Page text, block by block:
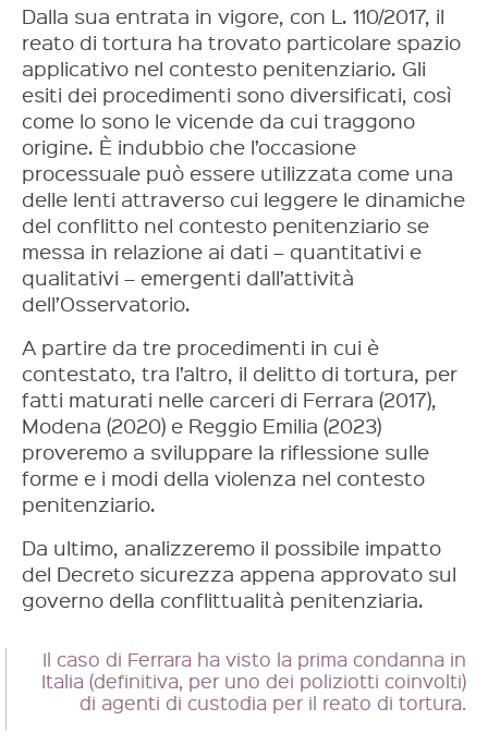
Dalla sua entrata in vigore, con L. 110/2017, il
reato di tortura ha trovato particolare spazio
applicativo nel contesto penitenziario. Gli
esiti dei procedimenti sono diversificati, così
come lo sono le vicende da cui traggono
origine. È indubbio che l’occasione
processuale può essere utilizzata come una
delle lenti attraverso cui leggere le dinamiche
del conflitto nel contesto penitenziario se
messa in relazione ai dati – quantitativi e
qualitativi – emergenti dall’attività
dell’Osservatorio.
A partire da tre procedimenti in cui è
contestato, tra l’altro, il delitto di tortura, per
fatti maturati nelle carceri di Ferrara (2017),
Modena (2020) e Reggio Emilia (2023)
proveremo a sviluppare la riflessione sulle
forme e i modi della violenza nel contesto
penitenziario.
Da ultimo, analizzeremo il possibile impatto
del Decreto sicurezza appena approvato sul
governo della conflittualità penitenziaria.
Il caso di Ferrara ha visto la prima condanna in
Italia (definitiva, per uno dei poliziotti coinvolti)
di agenti di custodia per il reato di tortura.